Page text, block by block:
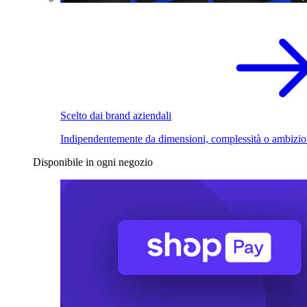
Scelto dai brand aziendali
Indipendentemente da dimensioni, complessità o
Disponibile in ogni negozio